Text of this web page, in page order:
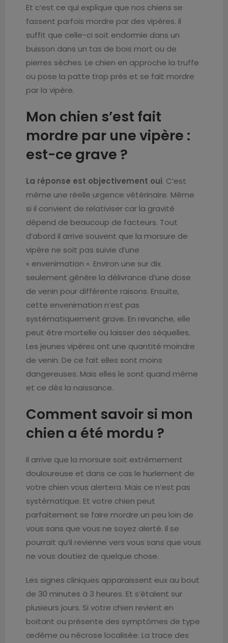
Et c’est ce qui explique que nos chiens se
fassent parfois mordre par des vipères. Il
suffit que celle-ci soit endormie dans un
buisson dans un tas de bois mort ou de
pierres sèches. Le chien en approche la truffe
ou pose la patte trop près et se fait mordre
par la vipère.
Mon chien s’est fait
mordre par une vipère :
est-ce grave ?
La réponse est objectivement oui. C’est
même une réelle urgence vétérinaire. Même
si il convient de relativiser car la gravité
dépend de beaucoup de facteurs. Tout
d’abord il arrive souvent que la morsure de
vipère ne soit pas suivie d’une
« envenimation ». Environ une sur dix
seulement génère la délivrance d’une dose
de venin pour différente raisons. Ensuite,
cette envenimation n’est pas
systématiquement grave. En revanche, elle
peut être mortelle ou laisser des séquelles.
Les jeunes vipères ont une quantité moindre
de venin. De ce fait elles sont moins
dangereuses. Mais elles le sont quand même
et ce dès la naissance.
Comment savoir si mon
chien a été mordu ?
Il arrive que la morsure soit extrêmement
douloureuse et dans ce cas le hurlement de
votre chien vous alertera. Mais ce n’est pas
systématique. Et votre chien peut
parfaitement se faire mordre un peu loin de
vous sans que vous ne soyez alerté. Il se
pourrait qu’il revienne vers vous sans que vous
ne vous doutiez de quelque chose.
Les signes cliniques apparaissent eux au bout
de 30 minutes à 3 heures. Et s’étalent sur
plusieurs jours. Si votre chien revient en
boitant ou présente des symptômes de type
œdème ou nécrose localisée. La trace des